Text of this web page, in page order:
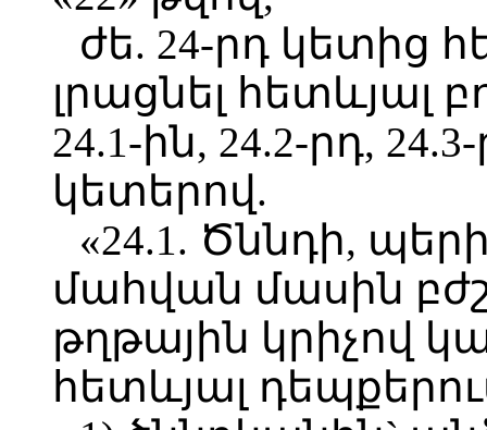
ժե. 24-րդ կետից
լրացնել հետևյալ
24.1-ին, 24.2-րդ,
կետերով.
«24.1. Ծննդի,
մահվան մասին
թղթային կրիչով
հետևյալ